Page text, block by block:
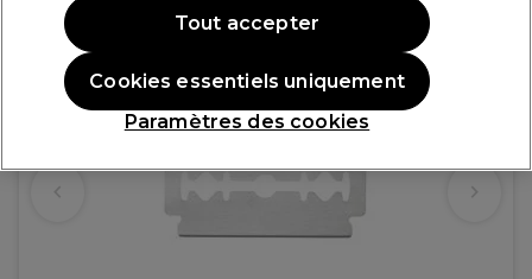
Paramètres des cookies
Cookies essentiels uniquement
Tout accepter